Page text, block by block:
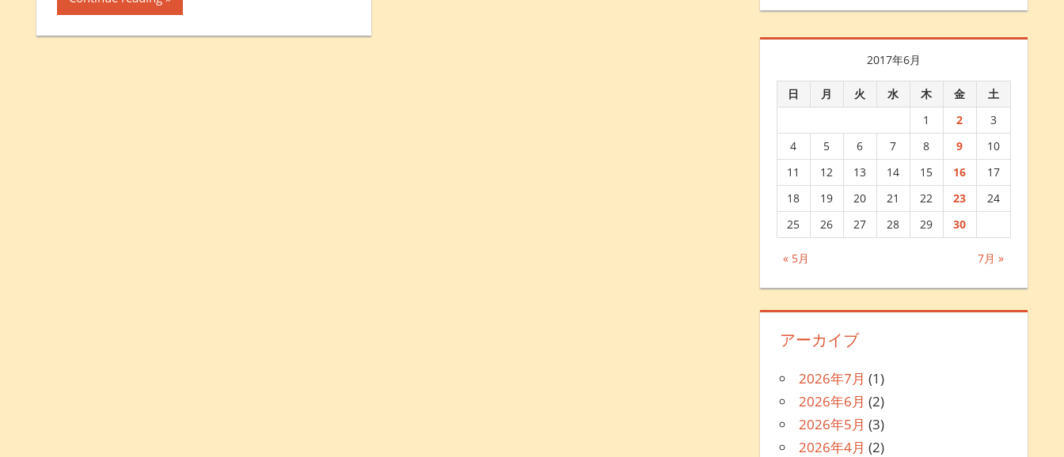
2017年6月
日 月 火 水 木 金 土
« 5月 7月 »
1 2
3
4
5 6 7 8 9
10
11
12 13 14 15 16
17
18
19 20 21 22 23
24
25
26 27 28 29 30
アーカイブ
2026年7月 (1)
2026年6月 (2)
2026年5月 (3)
2026年4月 (2)